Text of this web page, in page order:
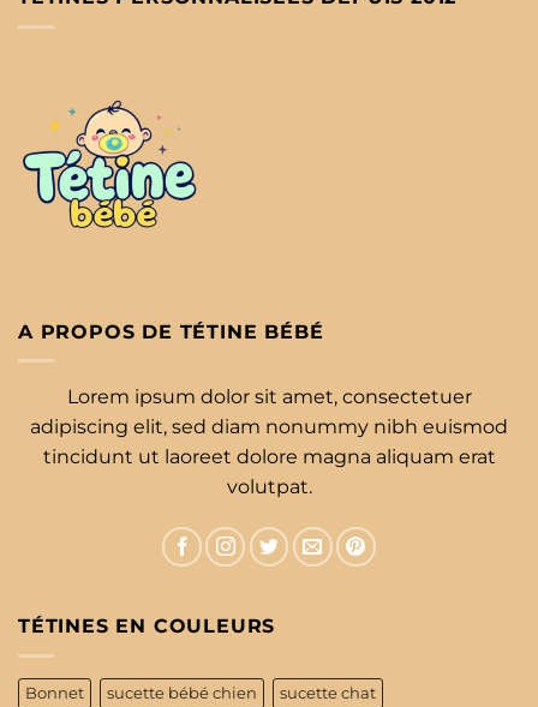
A PROPOS DE TÉTINE BÉBÉ
Lorem ipsum dolor sit amet, consectetuer
adipiscing elit, sed diam nonummy nibh euismod
tincidunt ut laoreet dolore magna aliquam erat
volutpat.
TÉTINES EN COULEURS
Bonnet sucette bébé chien sucette chat